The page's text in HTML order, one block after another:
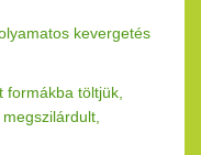
kevergetés
töltjük,